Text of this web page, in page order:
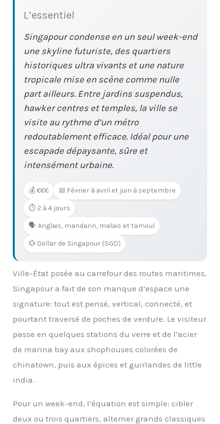
L’essentiel
Singapour condense en un seul week-end
une skyline futuriste, des quartiers
historiques ultra vivants et une nature
tropicale mise en scène comme nulle
part ailleurs. Entre jardins suspendus,
hawker centres et temples, la ville se
visite au rythme d’un métro
redoutablement efficace. Idéal pour une
escapade dépaysante, sûre et
intensément urbaine.
💰 €€€ 📅 Février à avril et juin à septembre
⏱️ 2 à 4 jours
🗣️ Anglais, mandarin, malais et tamoul
💱 Dollar de Singapour (SGD)
Ville-État posée au carrefour des routes maritimes,
Singapour a fait de son manque d’espace une
signature: tout est pensé, vertical, connecté, et
pourtant traversé de poches de verdure. Le visiteur
passe en quelques stations du verre et de l’acier
de marina bay aux shophouses colorées de
chinatown, puis aux épices et guirlandes de little
india.
Pour un week-end, l’équation est simple: cibler
deux ou trois quartiers, alterner grands classiques